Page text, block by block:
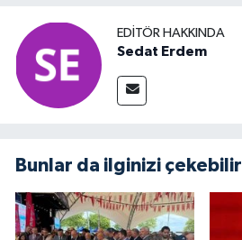
EDITÖR HAKKINDA
Sedat Erdem
Bunlar da ilginizi çekebilir